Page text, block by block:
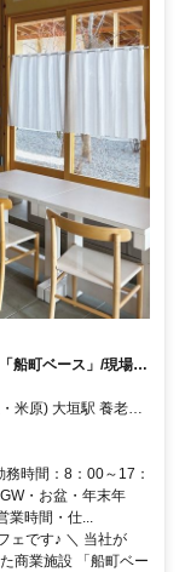
船町ベース」/現場を
米原) 大垣駅 養老鉄
の地記念館前駅から
勤しています♪
時間：8：00～17：
・お盆・年末年
時間・仕...
ェです♪ ＼ 当社が
商業施設 「船町ベー